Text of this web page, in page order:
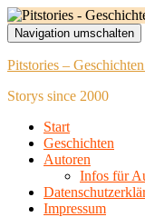
Navigation umschalten
Pitstories –
Storys since 2000
Start
Geschichten
Autoren
Infos für
Impressum